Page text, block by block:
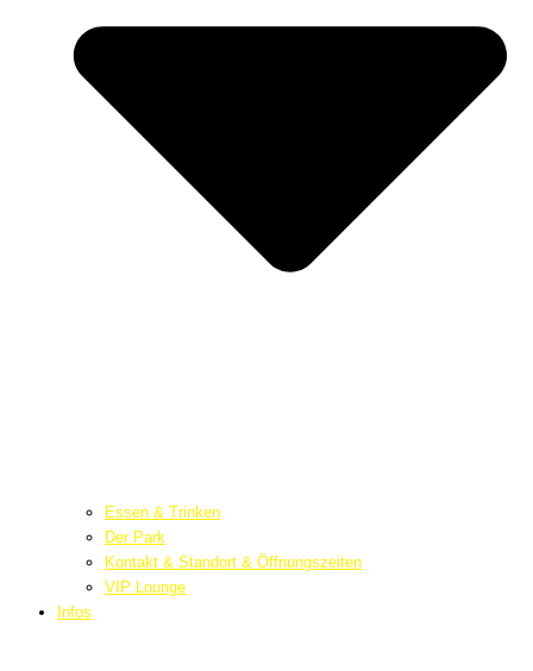
Essen & Trinken
Der Park
Kontakt & Standort & Öffnungszeiten
VIP Lounge
Infos